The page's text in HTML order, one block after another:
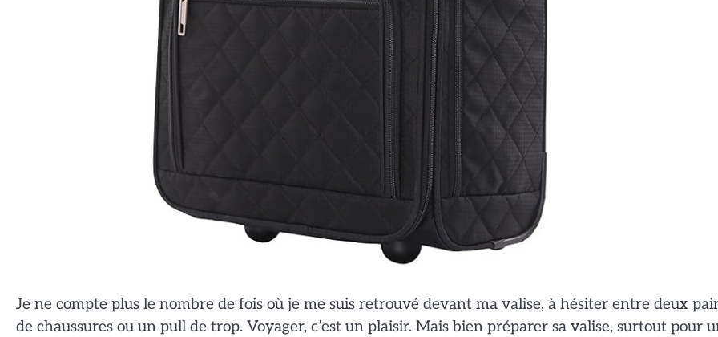
Je ne compte plus le nombre de fois où je me suis retrouvé devant ma valise, à hésiter entre deux
de chaussures ou un pull de trop. Voyager, c’est un plaisir. Mais bien préparer sa valise, surtout pour